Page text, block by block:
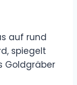
auf rund
spiegelt
Goldgräber